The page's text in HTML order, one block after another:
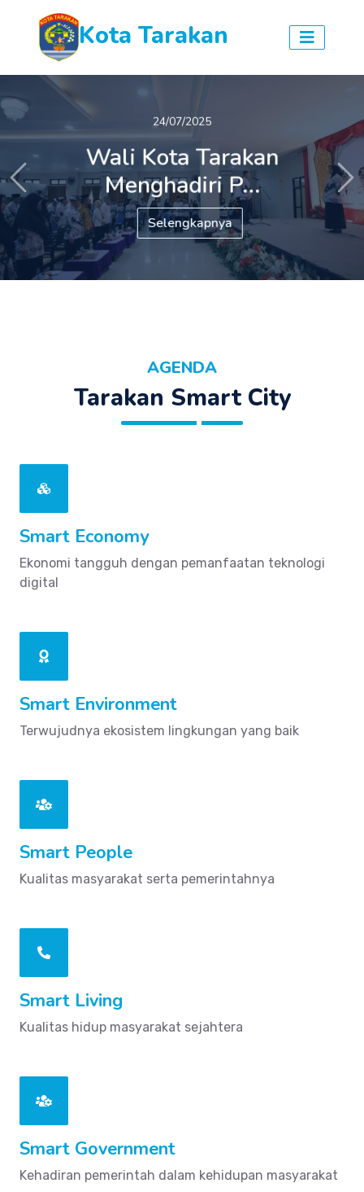
Kota Tarakan
24/07/2025
Wali Kota Tarakan
Menghadiri P...
Selengkapnya
Previous
AGENDA
Tarakan Smart City
Smart Economy
Ekonomi tangguh dengan pemanfaatan teknologi
digital
Smart Environment
Terwujudnya ekosistem lingkungan yang baik
Smart People
Kualitas masyarakat serta pemerintahnya
Smart Living
Kualitas hidup masyarakat sejahtera
Smart Government
Kehadiran pemerintah dalam kehidupan masyarakat